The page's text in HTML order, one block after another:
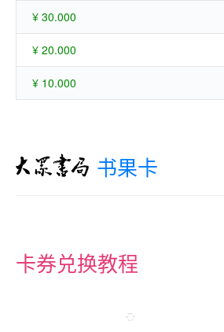
¥ 30.000
¥ 20.000
¥ 10.000
书果卡
卡券兑换教程